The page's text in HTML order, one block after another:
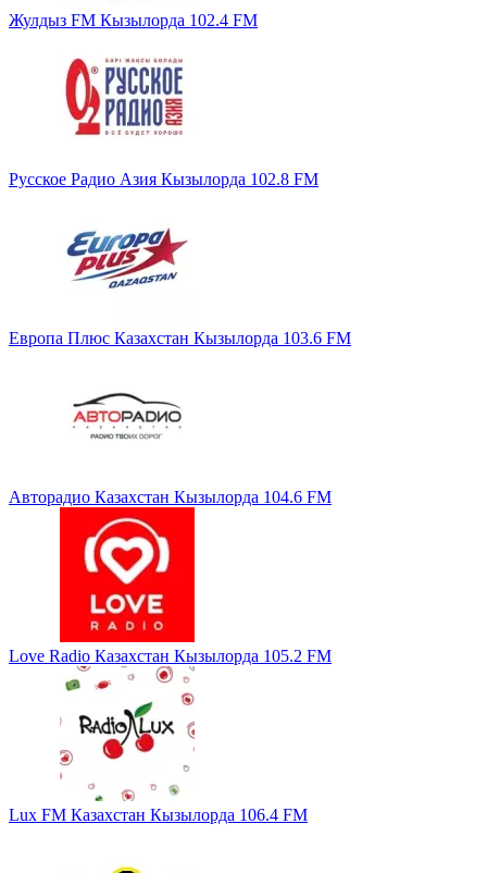
Жулдыз FM Кызылорда 102.4 FM
Русское Радио Азия Кызылорда 102.8 FM
Европа Плюс Казахстан Кызылорда 103.6 FM
Авторадио Казахстан Кызылорда 104.6 FM
Love Radio Казахстан Кызылорда 105.2 FM
Lux FM Казахстан Кызылорда 106.4 FM